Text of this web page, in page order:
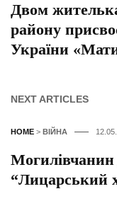
Двом
району
України
NEXT ARTICLES
HOME > ВІЙНА
“Лицарський